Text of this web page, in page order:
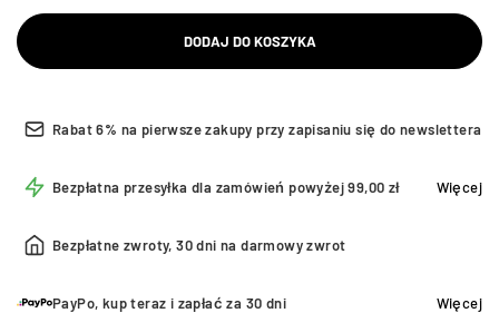
DODAJ DO KOSZYKA
Rabat 6% na pierwsze zakupy przy zapisaniu się do newslettera
Bezpłatna przesyłka dla zamówień powyżej 99,00 zł Więcej
Bezpłatne zwroty, 30 dni na darmowy zwrot
PayPo, kup teraz i zapłać za 30 dni Więcej